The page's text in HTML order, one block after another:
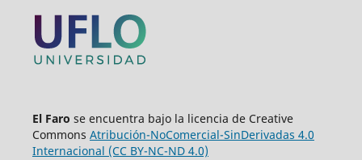
El Faro se encuentra bajo la licencia de Creative
Commons Atribución-NoComercial-SinDerivadas 4.0
Internacional (CC BY-NC-ND 4.0)